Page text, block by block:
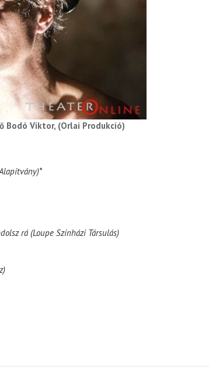
Bodó Viktor, (Orlai Produkció)
rá (Loupe Színházi Társulás)